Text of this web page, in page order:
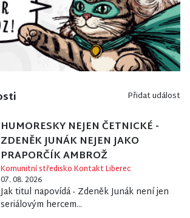
Přidat událost
HUMORESKY NEJEN ČETNICKÉ -
ZDENĚK JUNÁK NEJEN JAKO
PRAPORČÍK AMBROŽ
Komunitní středisko Kontakt Liberec
07. 08. 2026
Jak titul napovídá - Zdeněk Junák není jen
seriálovým hercem...